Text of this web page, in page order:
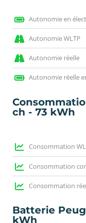
Autonomie en électrique
Autonomie WLTP
Autonomie réelle
Autonomie réelle en
ch - 73 kWh
Consommation
Consommation
Consommation
Batterie
kWh